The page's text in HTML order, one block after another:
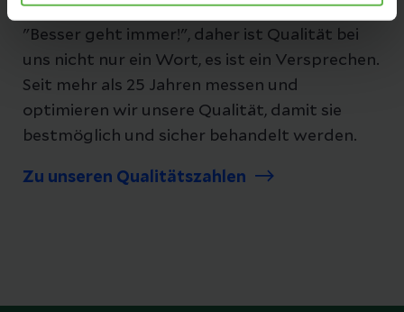
Unsere Qualität
"Besser geht immer!", daher ist Qualität bei
uns nicht nur ein Wort, es ist ein Versprechen.
Seit mehr als 25 Jahren messen und
optimieren wir unsere Qualität, damit sie
bestmöglich und sicher behandelt werden.
Zu unseren Qualitätszahlen